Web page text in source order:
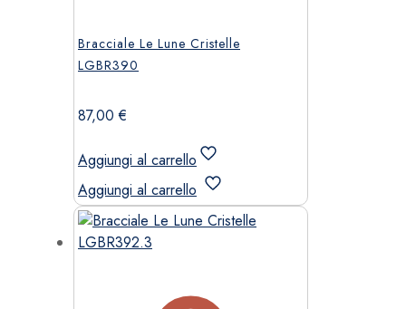
Bracciale Le Lune Cristelle
LGBR390
87,00€
Aggiungi al carrello
Aggiungi al carrello